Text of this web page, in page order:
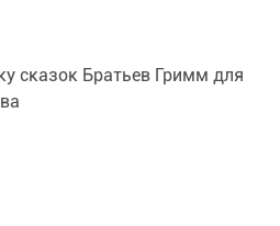
сказок Братьев Гримм для